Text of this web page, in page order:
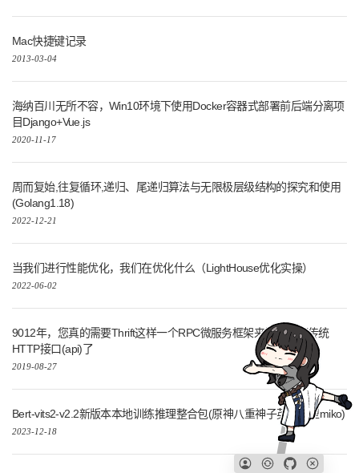
Mac快捷键记录
2013-03-04
海纳百川无所不容，Win10环境下使用Docker容器式部署前后端分离项
目Django+Vue.js
2020-11-17
周而复始,往复循环,递归、尾递归算法与无限极层级结构的探究和使用
(Golang1.18)
2022-12-21
当我们进行性能优化，我们在优化什么（LightHouse优化实操）
2022-06-02
9012年，您真的需要Thrift这样一个RPC微服务框架来拯救一下传统
HTTP接口(api)了
2019-08-27
Bert-vits2-v2.2新版本本地训练推理整合包(原神八重神子英文模型miko)
2023-12-18